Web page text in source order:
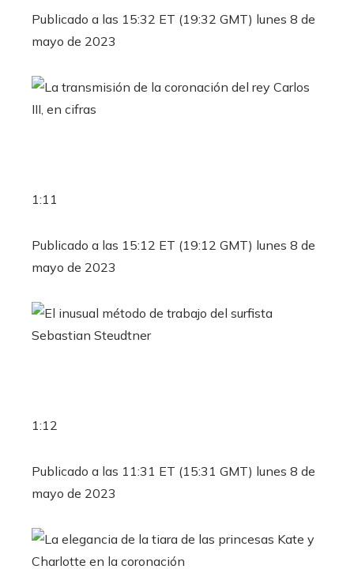
Publicado a las 15:32 ET (19:32 GMT) lunes 8 de
mayo de 2023
1:11
Publicado a las 15:12 ET (19:12 GMT) lunes 8 de
mayo de 2023
1:12
Publicado a las 11:31 ET (15:31 GMT) lunes 8 de
mayo de 2023